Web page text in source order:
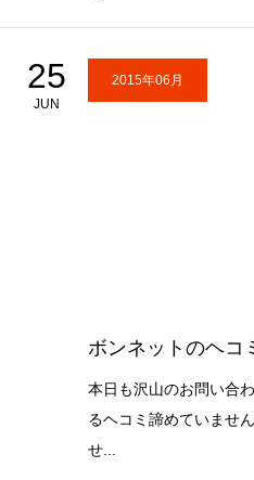
25
JUN
2015年06月
ボンネットのヘコ
本日も沢山のお問い合
るヘコミ諦めていませ
せ...